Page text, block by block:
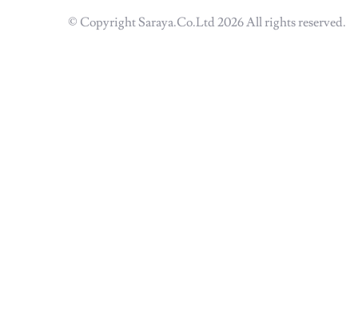
© Copyright Saraya.Co.Ltd 2026 All rights reserved.